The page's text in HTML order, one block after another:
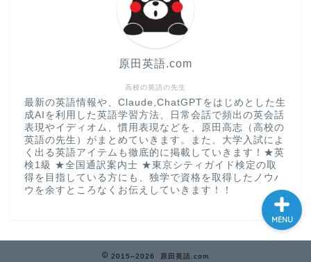
高校の英語の先生
原田英語.com
最新の英語情報や、Claude,ChatGPTをはじめとした生
成AIを利用した英語学習方法、日常会話で頻出の英会話
表現やイディオム、慣用表現などを、原田高志（高校の
英語の先生）がまとめていきます。また、大学入試によ
く出る英語アイテムも徹底的に掲載していきます！★英
検1級 ★全国通訳案内士 ★東京シティガイド検定の取
得を目指している方にも、独学で資格を取得したノウハ
ウを余すところなくお伝えしていきます！！
2015–2026 原田英語.com
MENU
英語名言・格言・カッコい
い英語＆素敵な英文フレー
CONTACT